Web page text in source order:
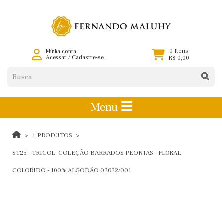
Minha conta
Acessar/ Cadastre-se
0 Itens
R$ 0,00
Menu
+ PRODUTOS
ST25 - TRICOL. COLEÇÃO BARRADOS PEONIAS - FLORAL
COLORIDO - 100% ALGODÃO 02022/001